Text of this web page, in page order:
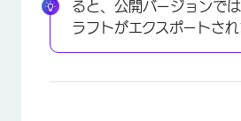
ると、公開バージョンで
ラフトがエクスポートされ